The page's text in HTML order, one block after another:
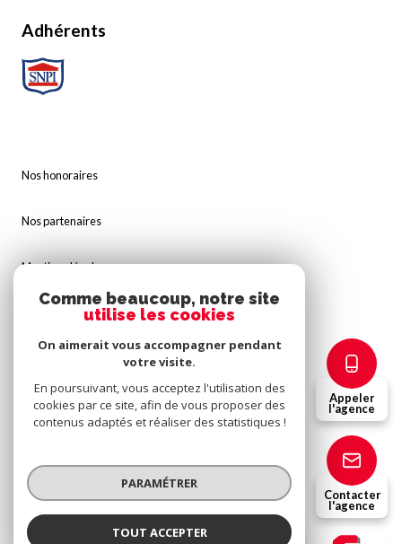
Appeler
l'agence
Contacter
l'agence
Adhérents
Nos honoraires
Nos partenaires
Mentions légales
Cookies
© 2026 | Tous droits réservés
Réalisé par
Comme beaucoup, notre site
utilise les cookies
On aimerait vous accompagner pendant
votre visite.
En poursuivant, vous acceptez l'utilisation des
cookies par ce site, afin de vous proposer des
contenus adaptés et réaliser des statistiques !
PARAMÉTRER
TOUT ACCEPTER